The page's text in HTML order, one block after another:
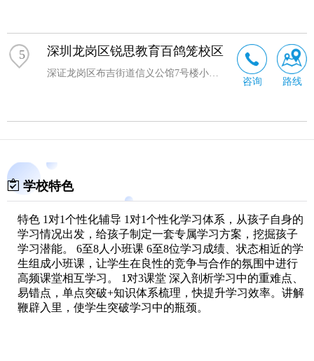
5 深圳龙岗区锐思教育百鸽笼校区
深证龙岗区布吉街道信义公馆7号楼小牡丹艺术中心二楼锐思教育
咨询 路线
学校特色
特色 1对1个性化辅导 1对1个性化学习体系，从孩子自身的
学习情况出发，给孩子制定一套专属学习方案，挖掘孩子
学习潜能。 6至8人小班课 6至8位学习成绩、状态相近的学
生组成小班课，让学生在良性的竞争与合作的氛围中进行
高频课堂相互学习。 1对3课堂 深入剖析学习中的重难点、
易错点，单点突破+知识体系梳理，快提升学习效率。讲解
鞭辟入里，使学生突破学习中的瓶颈。